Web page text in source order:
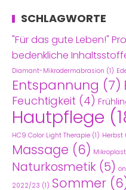
SCHLAGWORTE
"Für das gute Leben!"
bedenkliche
Diamant-Mikrodermabrasion (1)
Entspannung (7)
Feuchtigkeit (4)
Hautpflege
HC9 Color Light Therapie (1) Herbst
Massage (6)
Naturkosmetik (5)
2022/23 (1) Sommer